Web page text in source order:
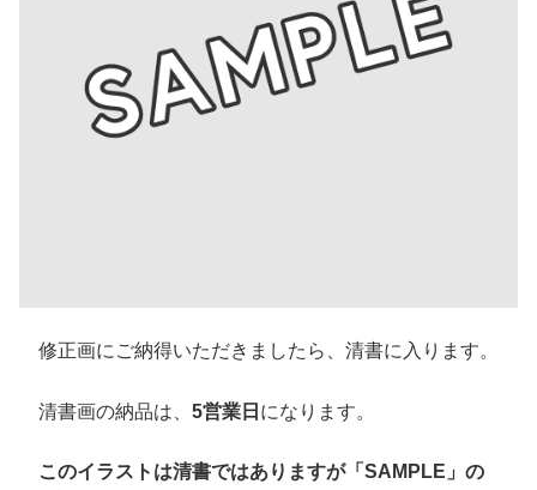
修正画にご納得いただきましたら、清書に入ります。
清書画の納品は、 5営業日 になります。
このイラストは清書ではありますが「SAMPLE」の